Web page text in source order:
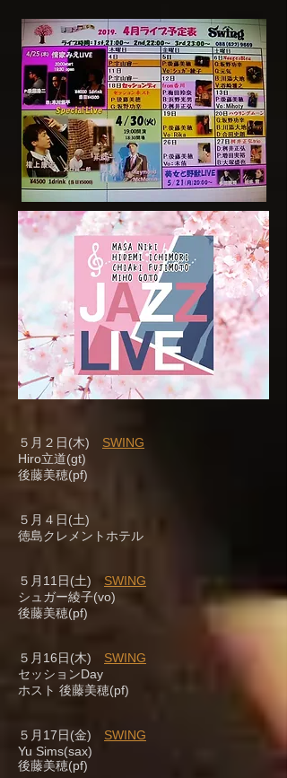
５月２日(木) SWING
Hiro立道(gt)
後藤美穂(pf)
５月４日(土)
徳島クレメントホテル
５月11日(土) SWING
シュガー綾子(vo)
後藤美穂(pf)
５月16日(木) SWING
セッションDay
ホスト 後藤美穂(pf)
５月17日(金) SWING
Yu Sims(sax)
後藤美穂(pf)